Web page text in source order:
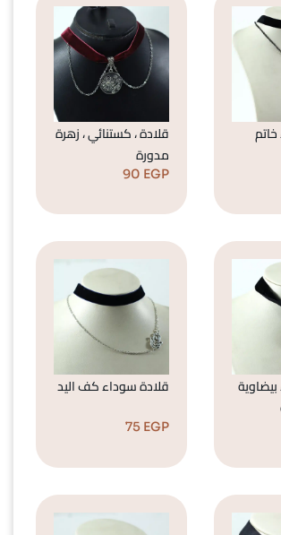
قلادة ، كستنائي ، زهرة
مدورة
90 EGP
قلادة سوداء كف اليد
75 EGP